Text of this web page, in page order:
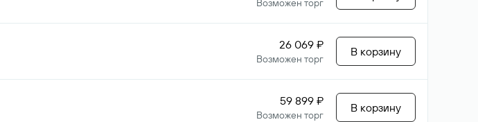
Возможен торг
26 069 ₽
Возможен торг
В корзину
59 899 ₽
Возможен торг
В корзину